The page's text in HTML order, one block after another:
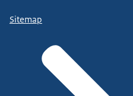
Sitemap